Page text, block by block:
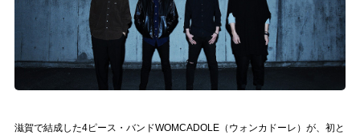
muevoコミュニティ
ぶいクラ！by muevo
ぶいコミュ！by muevo
ぶいマガ！ by muevo
滋賀で結成した4ピース・バンドWOMCADOLE（ウォンカドーレ）が、初と